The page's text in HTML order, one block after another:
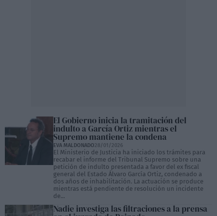
El Gobierno inicia la tramitación del
indulto a García Ortiz mientras el
Supremo mantiene la condena
EVA MALDONADO28/01/2026
El Ministerio de Justicia ha iniciado los trámites para
recabar el informe del Tribunal Supremo sobre una
petición de indulto presentada a favor del ex fiscal
general del Estado Álvaro García Ortiz, condenado a
dos años de inhabilitación. La actuación se produce
mientras está pendiente de resolución un incidente
de...
Nadie investiga las filtraciones a la prensa